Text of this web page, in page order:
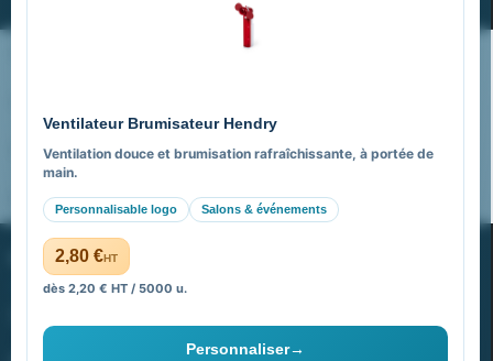
Ventilateur Brumisateur Hendry
Ventilation douce et brumisation rafraîchissante, à portée de
main.
Personnalisable logo Salons & événements
2,80 €HT
dès 2,20 € HT / 5000 u.
Personnaliser→
Nos expertises & accompagnement global
FAQ sur Promenoch Goodies Pub France
Pourquoi ça a marché à 100% pour moi ?
PROMENOCH GOODIES